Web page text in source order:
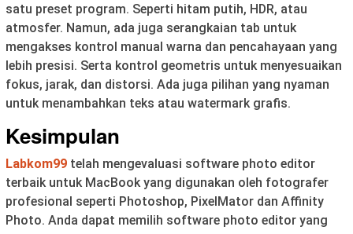
satu preset program. Seperti hitam putih, HDR, atau
atmosfer. Namun, ada juga serangkaian tab untuk
mengakses kontrol manual warna dan pencahayaan yang
lebih presisi. Serta kontrol geometris untuk menyesuaikan
fokus, jarak, dan distorsi. Ada juga pilihan yang nyaman
untuk menambahkan teks atau watermark grafis.
Kesimpulan
Labkom99 telah mengevaluasi software photo editor
terbaik untuk MacBook yang digunakan oleh fotografer
profesional seperti Photoshop, PixelMator dan Affinity
Photo. Anda dapat memilih software photo editor yang